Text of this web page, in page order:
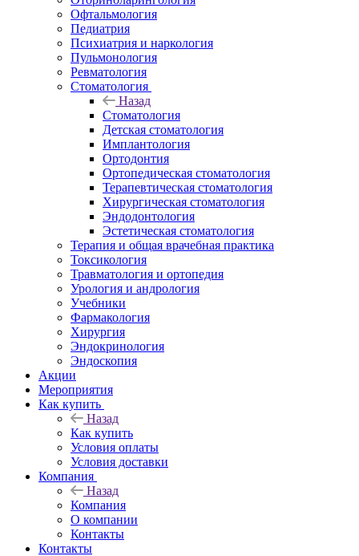
Офтальмология
Педиатрия
Психиатрия и наркология
Пульмонология
Ревматология
Стоматология
Назад
Стоматология
Детская стоматология
Имплантология
Ортодонтия
Ортопедическая стоматология
Терапевтическая стоматология
Хирургическая стоматология
Эндодонтология
Эстетическая стоматология
Терапия и общая врачебная практика
Токсикология
Травматология и ортопедия
Урология и андрология
Учебники
Фармакология
Хирургия
Эндокринология
Эндоскопия
Акции
Мероприятия
Как купить
Назад
Как купить
Условия оплаты
Условия доставки
Компания
Назад
Компания
О компании
Контакты
Контакты